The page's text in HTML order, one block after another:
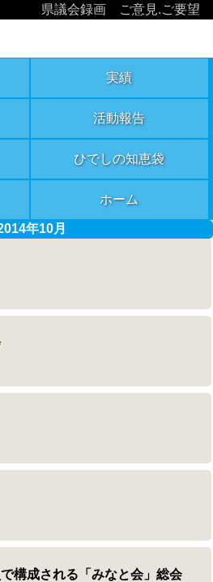
ご意見.ご要望
県議会録画
実績
活動報告
ひでしの知恵袋
ホーム
年10月
構成される「みなと会」総会